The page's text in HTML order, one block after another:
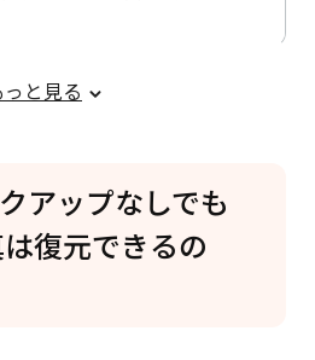
っと見る
アップなしでも
復元できるの